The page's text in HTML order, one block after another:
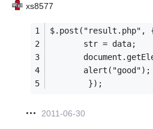
xs8577
       str = data;
alert("good");
        });
2011-06-30